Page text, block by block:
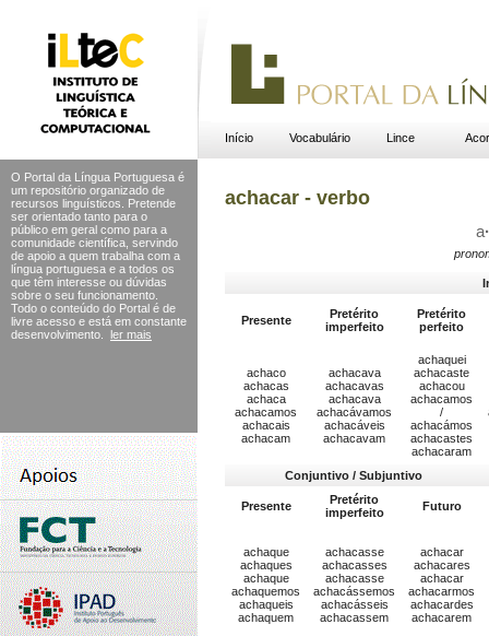
Início Vocabulário Lince
O Portal da Língua Portuguesa é
um repositório organizado de
recursos linguísticos. Pretende
ser orientado tanto para o
público em geral como para a
comunidade científica, servindo
de apoio a quem trabalha com a
língua portuguesa e a todos os
que têm interesse ou dúvidas
sobre o seu funcionamento.
Todo o conteúdo do Portal é de
livre acesso e está em constante
desenvolvimento.
ler mais
achacar - verbo
a·
Presente
Pretérito
imperfeito
Pretérito
perfeito
achaco
achacas
achaca
achacamos
achacais
achacam
achacava
achacavas
achacava
achacávamos
achacáveis
achacavam
achaquei
achacaste
achacou
achacamos
/
achacámos
achacastes
achacaram
Conjuntivo / Subjuntivo
Presente
Pretérito
imperfeito
Futuro
achaque
achaques
achaque
achaquemos
achaqueis
achaquem
achacasse
achacasses
achacasse
achacássemos
achacásseis
achacassem
achacar
achacares
achacar
achacarmos
achacardes
achacarem